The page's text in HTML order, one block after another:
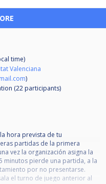
time)
Valenciana
)
(22 participants)
hora prevista de tu
partidas de la primera
vez la organización asigna la
minutos pierde una partida, a la
por no presentarse.
el turno de juego anterior al